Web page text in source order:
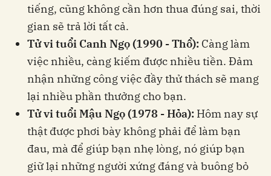
tiếng, cũng không cần hơn thua đúng sai, thời
gian sẽ trả lời tất cả.
Tử vi tuổi Canh Ngọ (1990 - Thổ): Càng làm
việc nhiều, càng kiếm được nhiều tiền. Đảm
nhận những công việc đầy thử thách sẽ mang
lại nhiều phần thưởng cho bạn.
Tử vi tuổi Mậu Ngọ (1978 - Hỏa): Hôm nay sự
thật được phơi bày không phải để làm bạn
đau, mà để giúp bạn nhẹ lòng, nó giúp bạn
giữ lại những người xứng đáng và buông bỏ